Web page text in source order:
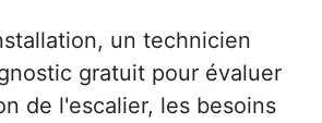
un technicien
gratuit pour évaluer
de l'escalier, les besoins